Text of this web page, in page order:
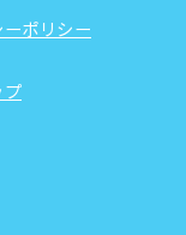
ポリシー
プ